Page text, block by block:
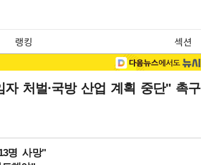
랭킹 섹션
처벌·국방 산업 계획 중단" 촉구
명 사망"